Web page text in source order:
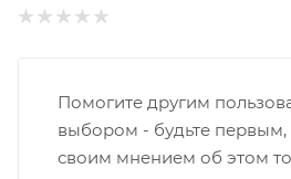
Помогите другим
выбором - будьте первым,
своим мнением об этом